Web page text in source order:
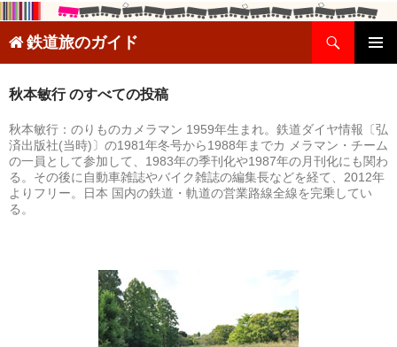
鉄道旅のガイド
索
テ
ツ
へ
ス
キ
ッ
秋本敏行 のすべての投稿
秋本敏行：のりものカメラマン 1959年生まれ。鉄道ダイヤ情報〔弘
済出版社(当時)〕の1981年冬号から1988年までカ メラマン・チーム
の一員として参加して、1983年の季刊化や1987年の月刊化にも関わ
る。その後に自動車雑誌やバイク雑誌の編集長などを経て、2012年
よりフリー。日本 国内の鉄道・軌道の営業路線全線を完乗してい
る。